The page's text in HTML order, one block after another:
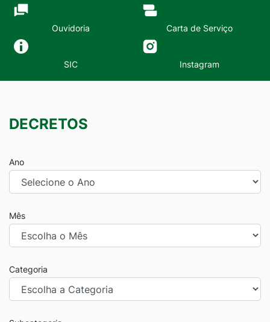
Ouvidoria Carta de Serviço
SIC Instagram
DECRETOS
Ano
Mês
Categoria